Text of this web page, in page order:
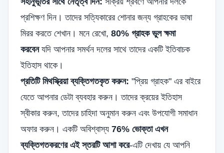
প্রশিক্ষণ দিন। তাদের সত্যিকারের শোনার জন্য গ্রাহকের ভাষা
মিরর করতে শেখান। মনে রেখো, 80% গ্রাহক ভুল ক্ষমা
করবেনযদি আপনার সমর্থন দলের সাথে তাদের একটি ইতিবাচক
ইতিহাস থাকে।
প্রতিটি মিথস্ক্রিয়া ব্যক্তিগতকৃত করুন: "প্রিয় গ্রাহক" এর বাইরে
যেতে আপনার ডেটা ব্যবহার করুন। তাদের ক্রয়ের ইতিহাস
স্বীকার করুন, তাদের চাহিদা অনুমান করুন এবং উপযোগী সমাধান
অফার করুন। একটি অবিশ্বাস্য 76% ভোক্তা এখন
ব্যক্তিগতকরণের এই স্তরটি আশা করে-এটি দেখায় যে আপনি